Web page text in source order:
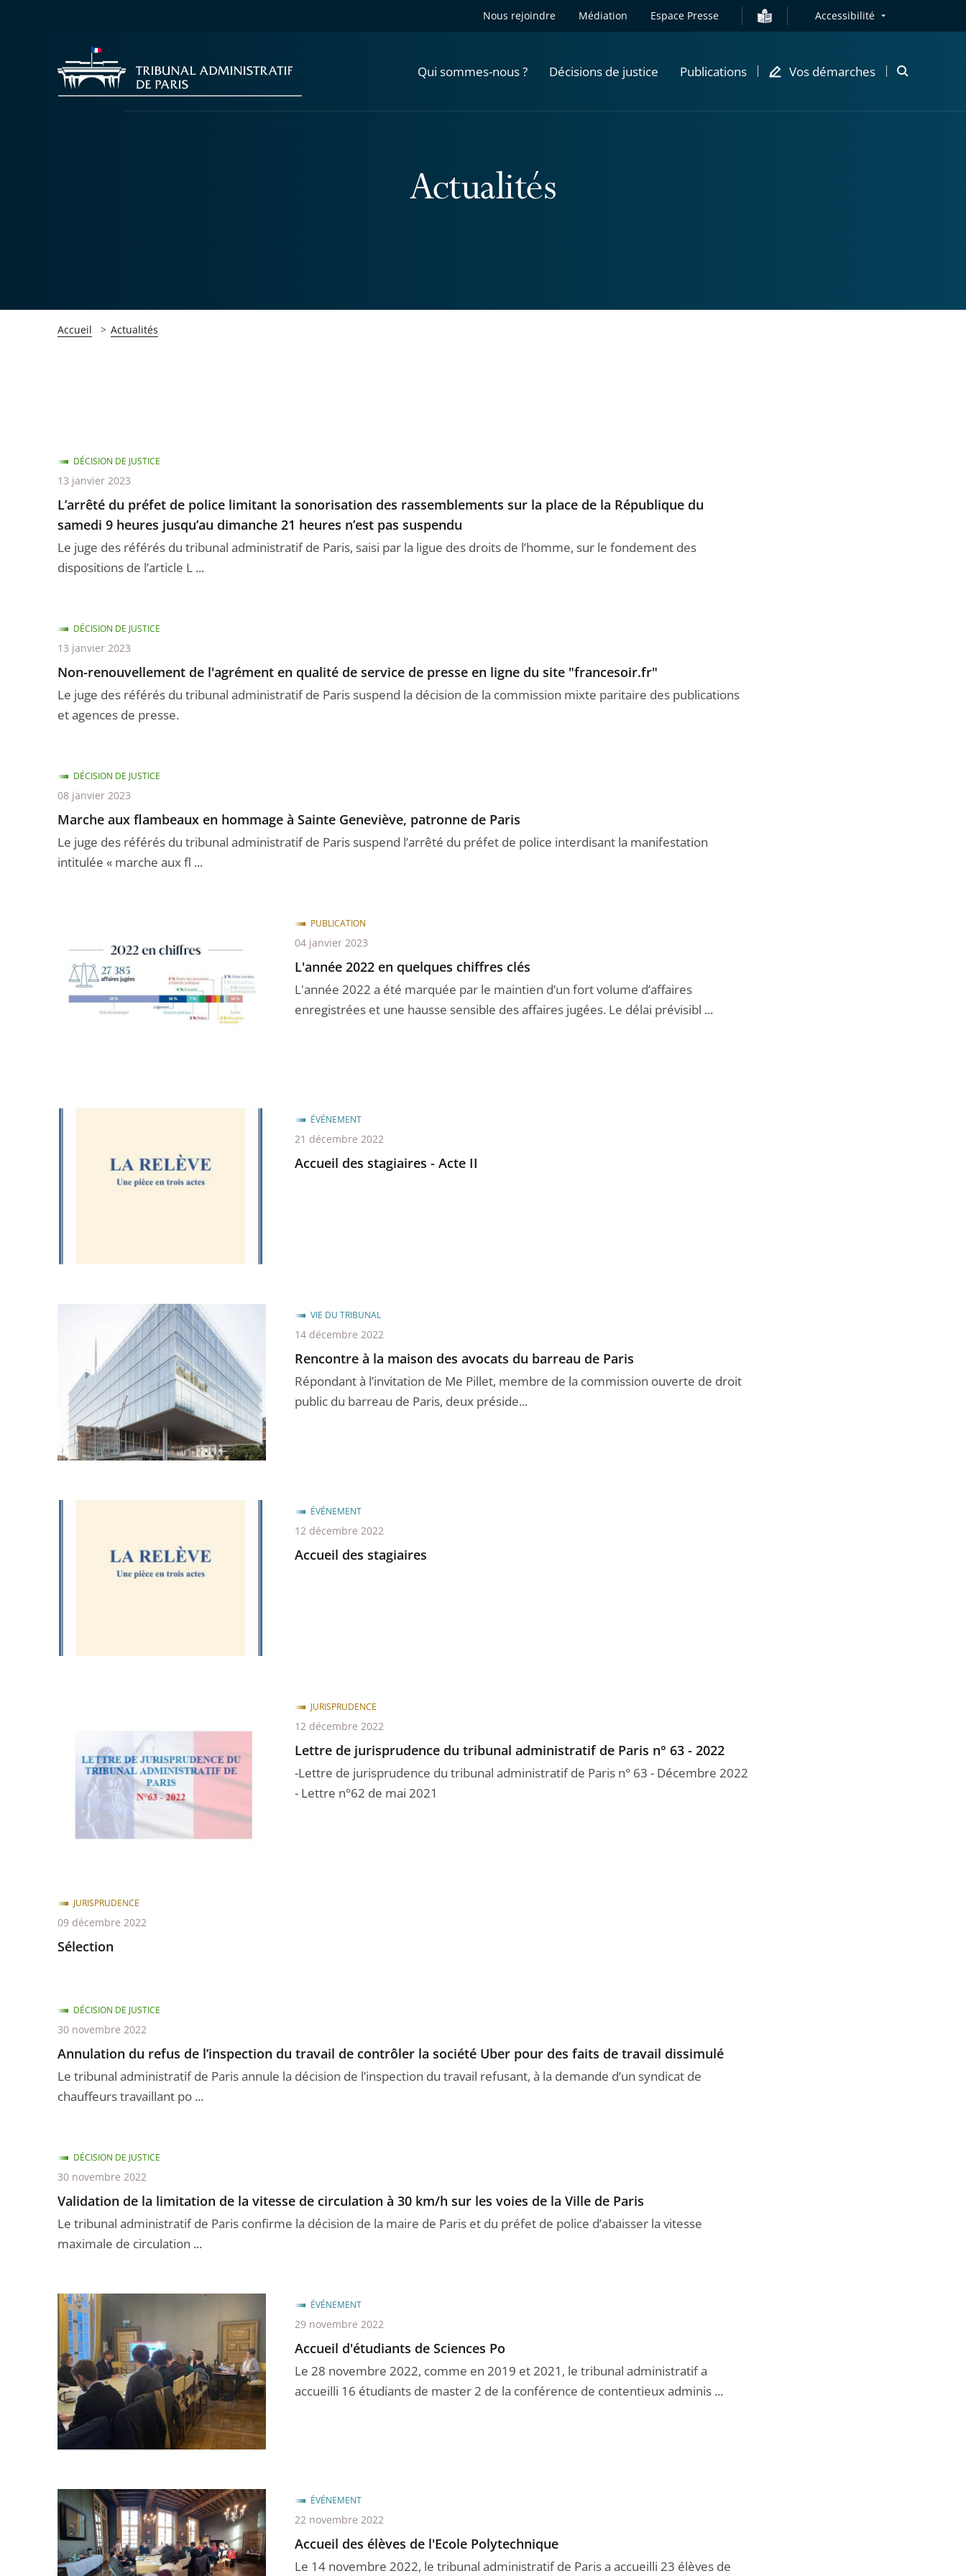
Nous rejoindre Médiation Espace Presse Accessibilité
Qui sommes-nous ? Décisions de justice Publications Vos démarches
Ouvrir
Actualités
Accueil Actualités
L’arrêté du préfet de police limitant la sonorisation des rassemblements sur la place de la République du
samedi 9 heures jusqu’au dimanche 21 heures n’est pas suspendu
Le juge des référés du tribunal administratif de Paris, saisi par la ligue des droits de l’homme, sur le fondement des
dispositions de l’article L ...
DÉCISION DE JUSTICE
13 janvier 2023
Non-renouvellement de l'agrément en qualité de service de presse en ligne du site "francesoir.fr"
Le juge des référés du tribunal administratif de Paris suspend la décision de la commission mixte paritaire des publications
et agences de presse.
DÉCISION DE JUSTICE
13 janvier 2023
Marche aux flambeaux en hommage à Sainte Geneviève, patronne de Paris
Le juge des référés du tribunal administratif de Paris suspend l’arrêté du préfet de police interdisant la manifestation
intitulée « marche aux fl ...
DÉCISION DE JUSTICE
08 janvier 2023
L'année 2022 en quelques chiffres clés
L'année 2022 a été marquée par le maintien d’un fort volume d’affaires
enregistrées et une hausse sensible des affaires jugées. Le délai prévisibl ...
PUBLICATION
04 janvier 2023
Accueil des stagiaires - Acte II
ÉVÉNEMENT
21 décembre 2022
Rencontre à la maison des avocats du barreau de Paris
Répondant à l’invitation de Me Pillet, membre de la commission ouverte de droit
public du barreau de Paris, deux préside...
VIE DU TRIBUNAL
14 décembre 2022
Accueil des stagiaires
ÉVÉNEMENT
12 décembre 2022
Lettre de jurisprudence du tribunal administratif de Paris n° 63 - 2022
-Lettre de jurisprudence du tribunal administratif de Paris n° 63 - Décembre 2022
- Lettre n°62 de mai 2021
JURISPRUDENCE
12 décembre 2022
Sélection
JURISPRUDENCE
09 décembre 2022
Annulation du refus de l’inspection du travail de contrôler la société Uber pour des faits de travail dissimulé
Le tribunal administratif de Paris annule la décision de l’inspection du travail refusant, à la demande d’un syndicat de
chauffeurs travaillant po ...
DÉCISION DE JUSTICE
30 novembre 2022
Validation de la limitation de la vitesse de circulation à 30 km/h sur les voies de la Ville de Paris
Le tribunal administratif de Paris confirme la décision de la maire de Paris et du préfet de police d’abaisser la vitesse
maximale de circulation ...
DÉCISION DE JUSTICE
30 novembre 2022
Accueil d'étudiants de Sciences Po
Le 28 novembre 2022, comme en 2019 et 2021, le tribunal administratif a
accueilli 16 étudiants de master 2 de la conférence de contentieux adminis ...
ÉVÉNEMENT
29 novembre 2022
Accueil des élèves de l'Ecole Polytechnique
Le 14 novembre 2022, le tribunal administratif de Paris a accueilli 23 élèves de
ÉVÉNEMENT
22 novembre 2022